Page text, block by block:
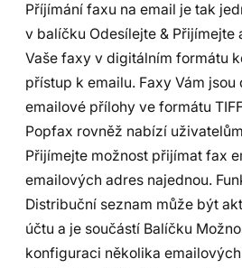
Příjímání faxu na email je tak
v balíčku Odesílejte & Přijímejte
Vaše faxy v digitálním formátu
přístup k emailu. Faxy Vám
emailové přílohy ve formátu
Popfax rovněž nabízí
Přijímejte možnost přijímat fax
emailových adres najednou.
Distribuční seznam může být
účtu a je součástí Balíčku
konfiguraci několika